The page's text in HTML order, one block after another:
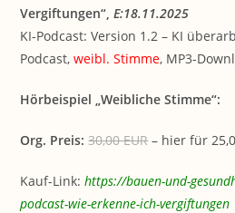
Vergiftungen“,E:18.11.2025
KI-Podcast: Version 1.2 – KI
Podcast,weibl. Stimme, MP3-
Hörbeispiel „Weibliche Stimme“:
Org. Preis: 30,00 EUR– hier für
Kauf-Link:https://bauen-und-
podcast-wie-erkenne-ich-vergiftungen